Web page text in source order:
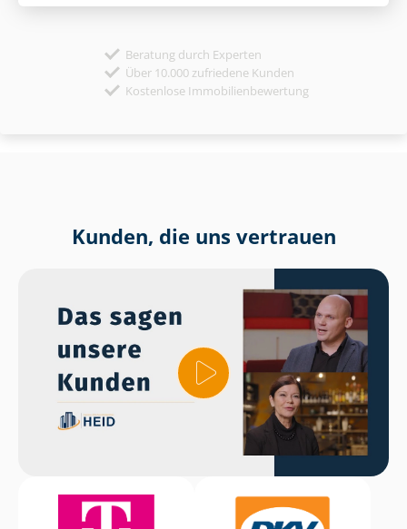
Beratung durch Experten
Über 10.000 zufriedene Kunden
Kostenlose Immobilienbewertung
Kunden, die uns vertrauen